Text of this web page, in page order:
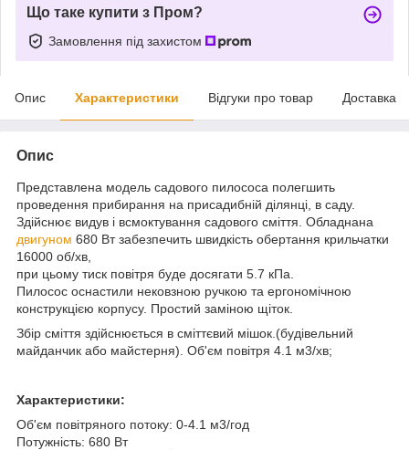
Що таке купити з Пром?
Замовлення під захистом
Опис Характеристики Відгуки про товар Доставка
Опис
Представлена модель садового пилососа полегшить
проведення прибирання на присадибній ділянці, в саду.
Здійснює видув і всмоктування садового сміття. Обладнана
двигуном 680 Вт забезпечить швидкість обертання крильчатки
16000 об/хв,
при цьому тиск повітря буде досягати 5.7 кПа.
Пилосос оснастили нековзною ручкою та ергономічною
конструкцією корпусу. Простий заміною щіток.
Збір сміття здійснюється в сміттєвий мішок.(будівельний
майданчик або майстерня). Об'єм повітря 4.1 м3/хв;
Характеристики:
Об'єм повітряного потоку: 0-4.1 м3/год
Потужність: 680 Вт